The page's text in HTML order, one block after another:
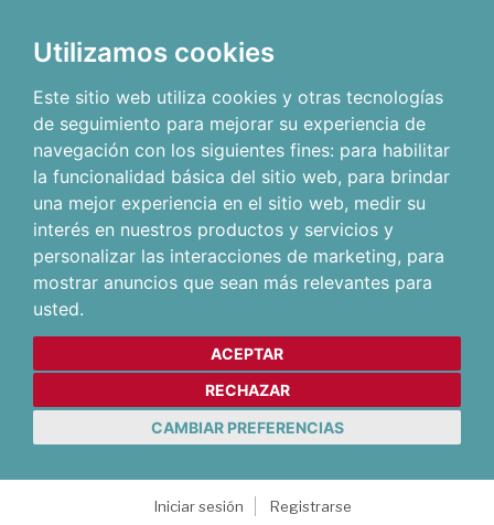
Utilizamos cookies
Este sitio web utiliza cookies y otras tecnologías
de seguimiento para mejorar su experiencia de
navegación con los siguientes fines: para habilitar
la funcionalidad básica del sitio web, para brindar
una mejor experiencia en el sitio web, medir su
interés en nuestros productos y servicios y
personalizar las interacciones de marketing, para
mostrar anuncios que sean más relevantes para
usted.
ACEPTAR
RECHAZAR
CAMBIAR PREFERENCIAS
Iniciar sesión
Registrarse